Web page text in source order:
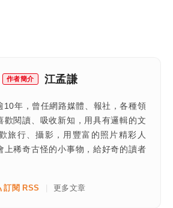
作者簡介 江孟謙
10年，曾任網路媒體、報社，各種領
歡閱讀、吸收新知，用具有邏輯的文
旅行、攝影，用豐富的照片精彩人
上稀奇古怪的小事物，給好奇的讀者
訂閱 RSS 更多文章